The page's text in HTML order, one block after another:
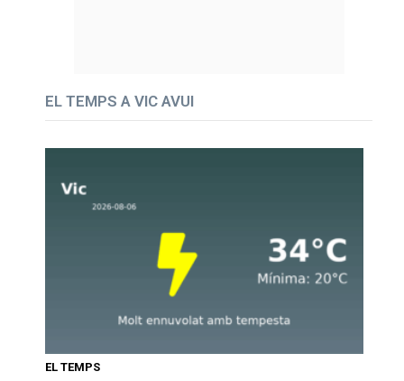
EL TEMPS A VIC AVUI
EL TEMPS